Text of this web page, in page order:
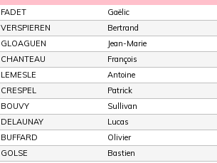
FADET Gaëlic
VERSPIEREN Bertrand
GLOAGUEN Jean-Marie
CHANTEAU François
LEMESLE Antoine
CRESPEL Patrick
BOUVY Sullivan
DELAUNAY Lucas
BUFFARD Olivier
GOLSE Bastien